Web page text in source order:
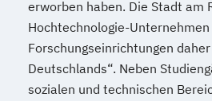
erworben haben. Die Stadt am
Hochtechnologie-Unternehmen
Forschungseinrichtungen
Deutschlands“. Neben
sozialen und technischen